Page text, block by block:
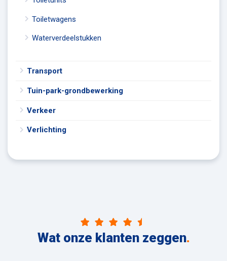
Toiletwagens
Waterverdeelstukken
Transport
Tuin-park-grondbewerking
Verkeer
Verlichting
Wat onze klanten zeggen.